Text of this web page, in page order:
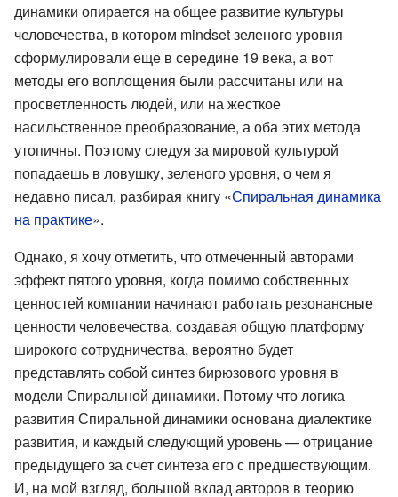
динамики опирается на общее развитие культуры
человечества, в котором mindset зеленого уровня
сформулировали еще в середине 19 века, а вот
методы его воплощения были рассчитаны или на
просветленность людей, или на жесткое
насильственное преобразование, а оба этих метода
утопичны. Поэтому следуя за мировой культурой
попадаешь в ловушку, зеленого уровня, о чем я
недавно писал, разбирая книгу «Спиральная динамика
на практике».
Однако, я хочу отметить, что отмеченный авторами
эффект пятого уровня, когда помимо собственных
ценностей компании начинают работать резонансные
ценности человечества, создавая общую платформу
широкого сотрудничества, вероятно будет
представлять собой синтез бирюзового уровня в
модели Спиральной динамики. Потому что логика
развития Спиральной динамики основана диалектике
развития, и каждый следующий уровень — отрицание
предыдущего за счет синтеза его с предшествующим.
И, на мой взгляд, большой вклад авторов в теорию